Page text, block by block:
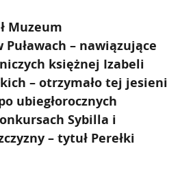
Muzeum
– nawiązujące
księżnej Izabeli
– otrzymało tej jesieni
ubiegłorocznych
Sybilla i
– tytuł Perełki